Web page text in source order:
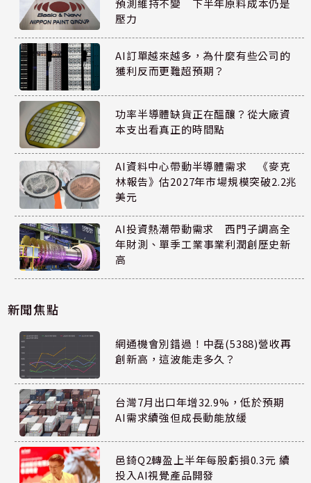
預測維持不變 下半年原料成本仍是
壓力
AI訂單越來越多，為什麼有些公司的
獲利反而更難超預期？
功率半導體缺貨正在醞釀？從大廠資
本支出看真正的時間點
AI資料中心帶動半導體需求 《麥克
林報告》估2027年市場規模突破2.2兆
美元
AI投資熱潮帶動需求 西門子調高全
年財測、單季工業事業利潤創歷史新
高
新聞焦點
網通機會別錯過！中磊(5388)營收再
創新高，這波能走多久？
台灣7月出口年增32.9%，低於預期
AI需求續強但成長動能放緩
邑錡Q2轉盈上半年每股虧損0.3元 續
投入AI視覺產品開發